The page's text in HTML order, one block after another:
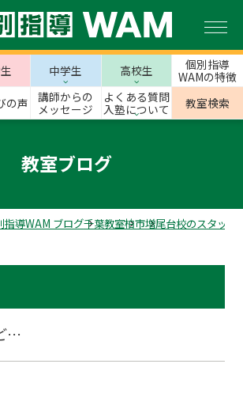
中学生 高校生
個別指導
WAMの特徴
の声
講師からの
メッセージ
よくある質問
入塾について
教室検索
教室ブログ
指導WAM ブログ千葉教室柏市増尾台校のスタッフ
…